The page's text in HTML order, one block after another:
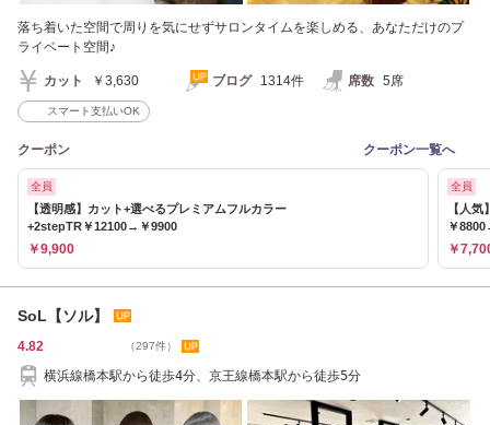
落ち着いた空間で周りを気にせずサロンタイムを楽しめる、あなただけのプ
ライベート空間♪
カット ￥3,630 ブログ 1314件 席数 5席
スマート支払いOK
クーポン クーポン一覧へ
全員
【透明感】カット+選べるプレミアムフルカラー
+2stepTR￥12100→￥9900
￥9,900
全員
【人
￥
￥
SoL【ソル】
4.82 （297件）
横浜線橋本駅から徒歩4分、京王線橋本駅から徒歩5分